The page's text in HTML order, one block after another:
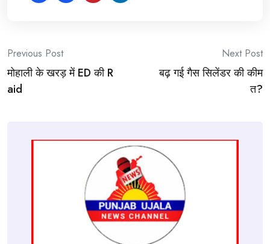
Post
navigation
Previous Post
मोहाली के खरड़ में ED की R
aid
Next Post
बढ़ गई गैस स‍िलेंडर की कीम
त?